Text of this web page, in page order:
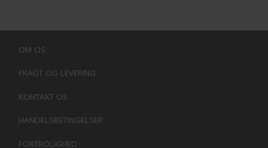
OM OS
FRAGT OG LEVERING
KONTAKT OS
HANDELSBETINGELSER
FORTROLIGHED